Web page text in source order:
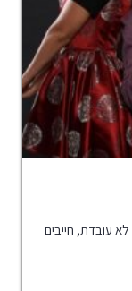
עובדת, חייבים